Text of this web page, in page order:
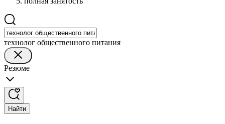
технолог общественного питания
Резюме
Найти